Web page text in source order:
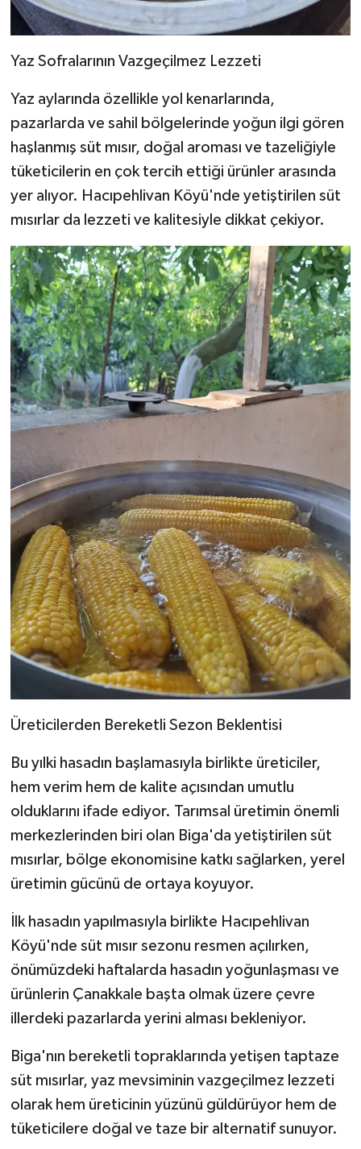
Yaz Sofralarının Vazgeçilmez Lezzeti
Yaz aylarında özellikle yol kenarlarında,
pazarlarda ve sahil bölgelerinde yoğun ilgi gören
haşlanmış süt mısır, doğal aroması ve tazeliğiyle
tüketicilerin en çok tercih ettiği ürünler arasında
yer alıyor. Hacıpehlivan Köyü'nde yetiştirilen süt
mısırlar da lezzeti ve kalitesiyle dikkat çekiyor.
Üreticilerden Bereketli Sezon Beklentisi
Bu yılki hasadın başlamasıyla birlikte üreticiler,
hem verim hem de kalite açısından umutlu
olduklarını ifade ediyor. Tarımsal üretimin önemli
merkezlerinden biri olan Biga'da yetiştirilen süt
mısırlar, bölge ekonomisine katkı sağlarken, yerel
üretimin gücünü de ortaya koyuyor.
İlk hasadın yapılmasıyla birlikte Hacıpehlivan
Köyü'nde süt mısır sezonu resmen açılırken,
önümüzdeki haftalarda hasadın yoğunlaşması ve
ürünlerin Çanakkale başta olmak üzere çevre
illerdeki pazarlarda yerini alması bekleniyor.
Biga'nın bereketli topraklarında yetişen taptaze
süt mısırlar, yaz mevsiminin vazgeçilmez lezzeti
olarak hem üreticinin yüzünü güldürüyor hem de
tüketicilere doğal ve taze bir alternatif sunuyor.